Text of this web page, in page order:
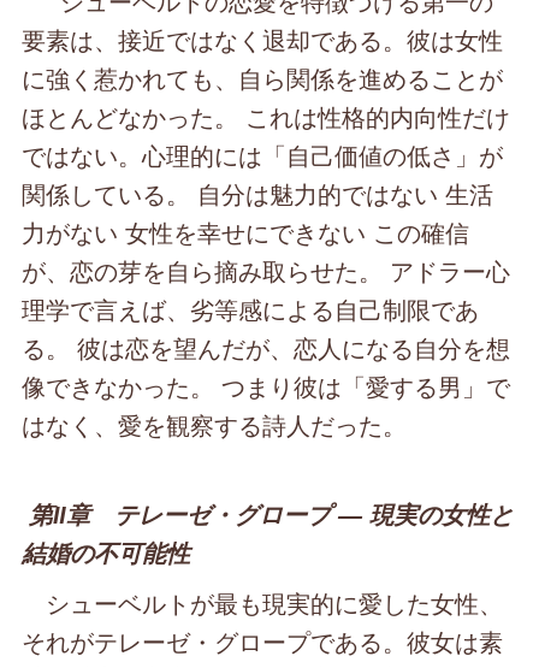
要素は、接近ではなく退却である。彼は女性
に強く惹かれても、自ら関係を進めることが
ほとんどなかった。 これは性格的内向性だけ
ではない。心理的には「自己価値の低さ」が
関係している。 自分は魅力的ではない 生活
力がない 女性を幸せにできない この確信
が、恋の芽を自ら摘み取らせた。 アドラー心
理学で言えば、劣等感による自己制限であ
る。 彼は恋を望んだが、恋人になる自分を想
像できなかった。 つまり彼は「愛する男」で
はなく、愛を観察する詩人だった。
第Ⅱ章 テレーゼ・グロープ ― 現実の女性と
結婚の不可能性
シューベルトが最も現実的に愛した女性、
それがテレーゼ・グロープである。彼女は素